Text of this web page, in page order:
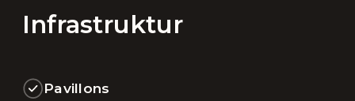
Infrastruktur
Pavillons